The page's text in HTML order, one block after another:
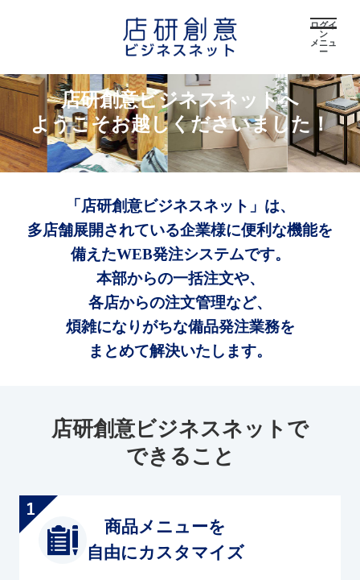
ログイ
ン
メニュ
ー
店研創意ビジネスネットへ
ようこそお越しくださいました！
「店研創意ビジネスネット」は、
多店舗展開されている企業様に便利な機能を
備えたWEB発注システムです。
本部からの一括注文や、
各店からの注文管理など、
煩雑になりがちな備品発注業務を
まとめて解決いたします。
店研創意ビジネスネットで
できること
商品メニューを
自由にカスタマイズ